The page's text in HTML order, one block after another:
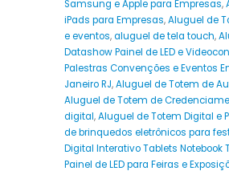
Samsung e Apple para Empresas,
iPads para Empresas,Aluguel de
e eventos,aluguel de tela touch,
Datashow Painel de LED e
Palestras Convenções e Eventos
Janeiro RJ,Aluguel de Totem de
Aluguel de Totem de
digital,Aluguel de Totem Digital e
de brinquedos eletrônicos para
Digital Interativo Tablets Notebook
Painel de LED para Feiras e